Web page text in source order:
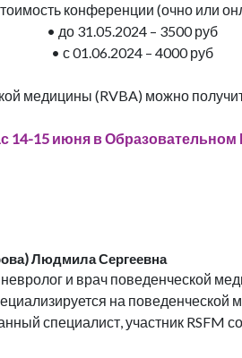
конференции (очно или
• до 31.05.2024 – 3500 руб
• с 01.06.2024 – 4000 руб
медицины (RVBA) можно
14-15 июня в Образовательном
Людмила Сергеевна
и врач поведенческой
на
специалист, участник RSFM